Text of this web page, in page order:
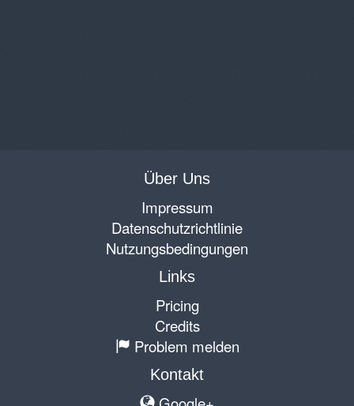
Über Uns
Impressum
Datenschutzrichtlinie
Nutzungsbedingungen
Links
Pricing
Credits
Problem melden
Kontakt